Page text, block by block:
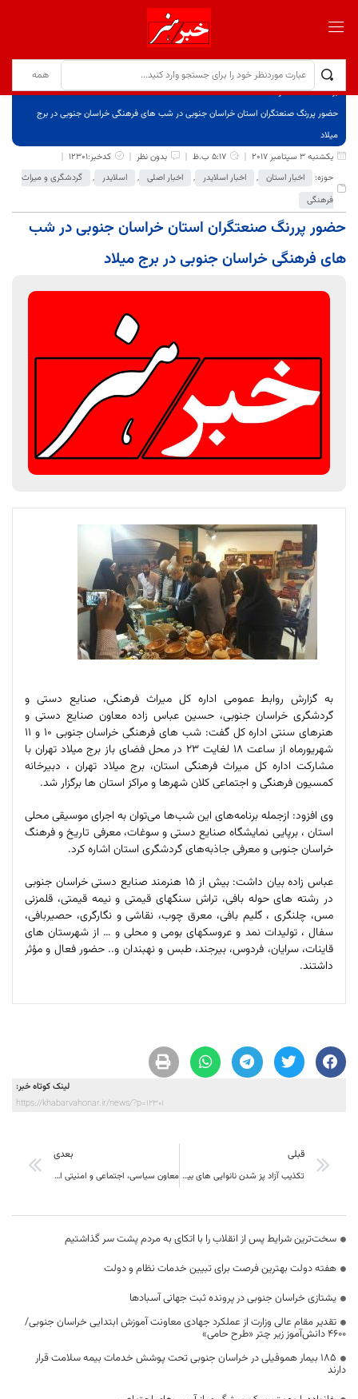
برگ نخست
نوشته‌ها
حضور پررنگ صنعتگران استان خراسان جنوبی در شب های فرهنگی خراسان جنوبی در برج
میلاد
یکشنبه 3 سپتامبر 2017
5:17 ب.ظ بدون نظر
کدخبر:12301
حوزه:
اخبار استان , اخبار اسلایدر , اخبار اصلی , اسلایدر ,
گردشگری و میراث
فرهنگی
حضور پررنگ صنعتگران استان خراسان جنوبی در شب
های فرهنگی خراسان جنوبی در برج میلاد
به گزارش روابط عمومی اداره کل میراث فرهنگی، صنایع دستی و
گردشگری خراسان جنوبی، حسین عباس زاده معاون صنایع دستی و
هنرهای سنتی اداره کل گفت: شب های فرهنگی خراسان جنوبی 10 و 11
شهریورماه از ساعت 18 لغایت 23 در محل فضای باز برج میلاد تهران با
مشارکت اداره کل میراث فرهنگی استان، برج میلاد تهران ، دبیرخانه
کمسیون فرهنگی و اجتماعی کلان شهرها و مراکز استان ها برگزار شد.
وی افزود: ازجمله برنامه‌های این شب‌ها می‌توان به اجرای موسیقی محلی
استان ، برپایی نمایشگاه صنایع دستی و سوغات، معرفی تاریخ و فرهنگ
خراسان جنوبی و معرفی جاذبه‌های گردشگری استان اشاره کرد.
عباس زاده بیان داشت: بیش از 15 هنرمند صنایع دستی خراسان جنوبی
در رشته های حوله بافی، تراش سنگهای قیمتی و نیمه قیمتی، قلمزنی
مس، چلنگری ، گلیم بافی، معرق چوب، نقاشی و نگارگری، حصیربافی،
سفال ، تولیدات نمد و عروسکهای بومی و محلی و … از شهرستان های
قاینات، سرایان، فردوس، بیرجند، طبس و نهبندان و.. حضور فعال و مؤثر
داشتند.
لینک کوتاه خبر:
https://khabarvahonar.ir/news/?p=12301
قبلی
تکذیب آزاد پز شدن نانوایی های بیرجند
بعدی
معاون سیاسی، اجتماعی و امنیتی استاندار خراسان‌جنوبی گفت: توزیع سرمایه در استان گره‌گشای مشکلات نیست .
سخت‌ترین شرایط پس از انقلاب را با اتکای به مردم پشت سر گذاشتیم
هفته دولت بهترین فرصت برای تبیین خدمات نظام و دولت
یشتازی خراسان جنوبی در پرونده ثبت جهانی آسبادها
تقدیر مقام عالی وزارت از عملکرد جهادی معاونت آموزش ابتدایی خراسان جنوبی/
۴۶۰۰ دانش‌آموز زیر چتر «طرح حامی»
۱۸۵ بیمار هموفیلی در خراسان جنوبی تحت پوشش خدمات بیمه سلامت قرار
دارند